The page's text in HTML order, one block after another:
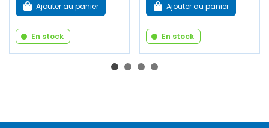
Ajouter au panier
En stock
Ajouter au panier
En stock